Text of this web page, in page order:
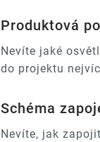
Produktová
Nevíte jaké
do projektu
Schéma
Nevíte, jak